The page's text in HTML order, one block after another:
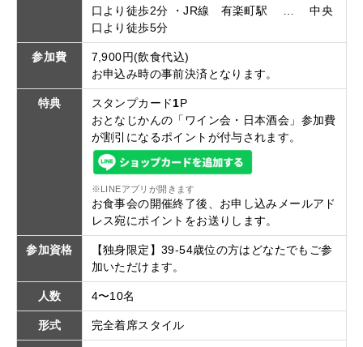
口より徒歩2分 ・JR線 有楽町駅 … 中央
口より徒歩5分
参加費
7,900円(飲食代込)
お申込み時の事前決済となります。
特典 スタンプカード1P
おとなじかんの「ワイン会・日本酒会」参加費
が割引になるポイントが付与されます。
※LINEアプリが開きます
お食事会の開催終了後、お申し込みメールアド
レス宛にポイントをお送りします。
参加資格
【独身限定】39-54歳位の方はどなたでもご参
加いただけます。
人数 4〜10名
形式 完全着席スタイル